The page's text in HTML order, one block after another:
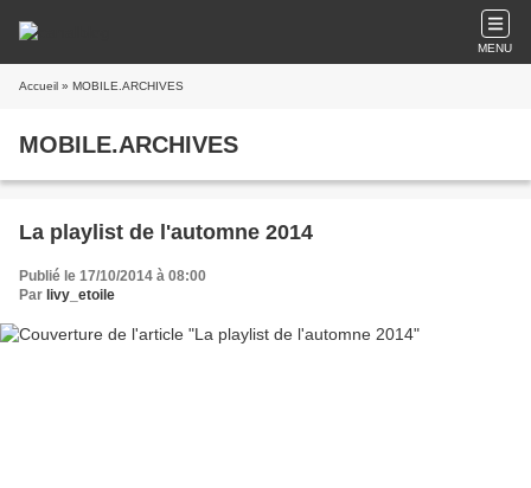
MENU
Accueil » MOBILE.ARCHIVES
MOBILE.ARCHIVES
La playlist de l'automne 2014
Publié le 17/10/2014 à 08:00
Par livy_etoile